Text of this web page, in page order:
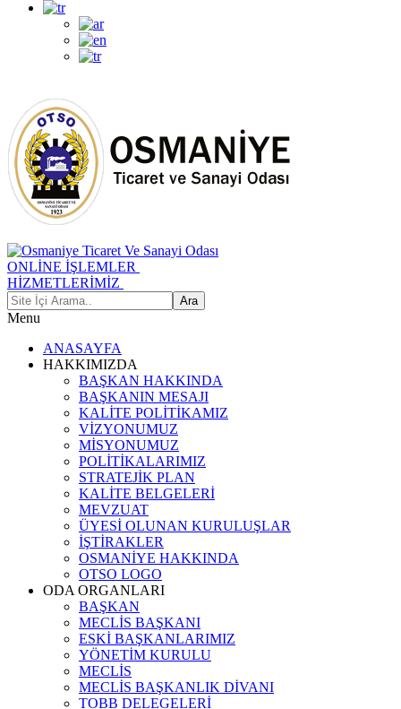
ONLİNE İŞLEMLER
HİZMETLERİMİZ
Menu
ANASAYFA
HAKKIMIZDA
BAŞKAN HAKKINDA
BAŞKANIN MESAJI
KALİTE POLİTİKAMIZ
VİZYONUMUZ
MİSYONUMUZ
POLİTİKALARIMIZ
STRATEJİK PLAN
KALİTE BELGELERİ
MEVZUAT
ÜYESİ OLUNAN KURULUŞLAR
İŞTİRAKLER
OSMANİYE HAKKINDA
OTSO LOGO
ODA ORGANLARI
BAŞKAN
MECLİS BAŞKANI
ESKİ BAŞKANLARIMIZ
YÖNETİM KURULU
MECLİS
MECLİS BAŞKANLIK DİVANI
TOBB DELEGELERİ